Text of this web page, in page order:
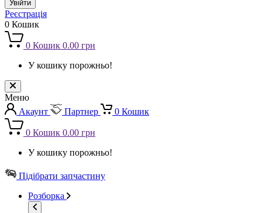
Реєстрація
0 Кошик
0 Кошик 0.00 грн
У кошику порожньо!
Меню
Акаунт
Партнер 0 Кошик
0 Кошик 0.00 грн
У кошику порожньо!
Підібрати запчастину
Розборка